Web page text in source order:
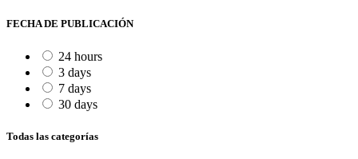
FECHA DE PUBLICACIÓN
24 hours
3 days
7 days
30 days
Todas las categorías